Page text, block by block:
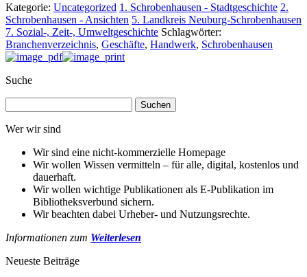
Kategorie: Uncategorized 1. Schrobenhausen - Stadtgeschichte 2.
Schrobenhausen - Ansichten 5. Landkreis Neuburg-Schrobenhausen
7. Sozial-, Zeit-, Umweltgeschichte Schlagwörter:
Branchenverzeichnis, Geschäfte, Handwerk, Schrobenhausen
Suche
nach:
Wer wir sind
Wir sind eine nicht-kommerzielle Homepage
Wir wollen Wissen vermitteln – für alle, digital, kostenlos und
dauerhaft.
Wir wollen wichtige Publikationen als E-Publikation im
Bibliotheksverbund sichern.
Wir beachten dabei Urheber- und Nutzungsrechte.
Informationen zum Weiterlesen
Neueste Beiträge